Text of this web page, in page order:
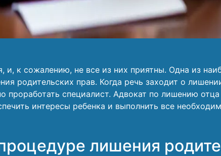
и, к сожалению, не все из них приятны. Одна из
родительских прав. Когда речь заходит о
специалист. Адвокат по лишению
интересы ребенка и выполнить все
лишения